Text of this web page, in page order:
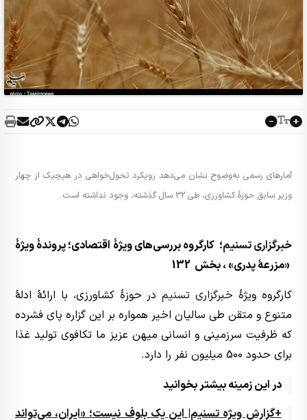
آمارهای رسمی به‌وضوح نشان می‌دهد رویکرد تحول‌خواهی در هیچیک از چهار
وزیر سابق حوزۀ کشاورزی، طی 32 سال گذشته، وجود نداشته است.
خبرگزاری تسنیم؛ کارگروه بررسی‌های ویژۀ اقتصادی؛ پروندۀ ویژۀ
«مزرعۀ پدری» ، بخش 132
کارگروه ویژۀ خبرگزاری تسنیمدر حوزۀ کشاورزی، با ارائۀ ادلۀ
متنوع و متقن طی سالیان اخیر همواره بر این گزاره پای فشرده
که ظرفیت سرزمینی و انسانی میهن عزیز ما تکافوی تولید غذا
برای حدود 500 میلیون نفر را دارد.
در این زمینه بیشتر بخوانید
+گزارش ویژه تسنیم| این یک بلوف نیست؛ «ایران، می‌تواند